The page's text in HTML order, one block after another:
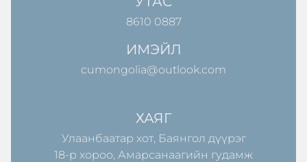
8610 0887
ИМЭЙЛ
cumongolia@outlook.com
ХАЯГ
Улаанбаатар хот, Баянгол дүүрэг
18-р хороо, Амарсанаагийн гудамж